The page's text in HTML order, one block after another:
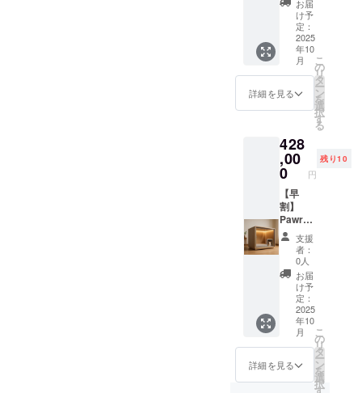
後7日以
内に連
絡）。
保証期
間：購
入日か
ら6ヶ月
間。 ※
不適切
（雨ざ
らし設
置・分
解改造
など）
は保証
対象
外。
保。入
口ドア
はロッ
ク可
能。 ・
取扱説
明書の
有無・
対応言
り / 日本
語 ・保
証の有
無、保
証の適
用条
件、保
証期間
あり。
通常使
用によ
る初期
不良は
無償交
換（商
品到着
後7日以
内に連
絡）。
保証期
（内
装）、
ステン
レス
（金具
部品）
・使用
方法：
防音・
間を提
供する
犬小屋
です。
室内設
置推
奨。換
気扇・
窓付き
で通気
性も確
保。入
口ドア
はロッ
ク可
能。 ・
取扱説
明書の
有無・
対応言
いて ・
商品サ
イズ/重
量：横
96.5cm
×縦
65cm×
奥行き
76cm
素材：
木材
（構造
部
分）、
防音吸
音材、
ポリエ
ステル
（内
装）、
ステン
レス
（金具
部品）
・使用
方法：
防音・
快適空
間を提
1. 本商
品の
メー
カー情
報 ・
メー
カー所
在地
（国）
・製造
国： 日
本 ・法
人名：
株式会
社
SALVAT
ORE 2.
商品概
要につ
いて ・
商品サ
イズ/重
量：横
120cm
80cm×
奥行き
90cm
80kg ・
ナルス
テッ
カー ・
Pawrad
iseプレ
ミアム
サイズ
とオリ
ジナル
カーを
ご提供
しま
す。 ・
カラー
展開：
白, 黒，
グレー
・ス
テッ
カーサ
イズ：
7.5cm×
7.5cm
1. 本商
品の
メー
カー情
報 ・
メー
お届
け予
定：
2025
年10
月
詳細を見る
こ
の
リ
タ
ー
ン
を
選
択
す
る
428
,00
0 円
残り10
【早
割】
Pawrad
iseプレ
ミアム
サイズ×
オリジ
ナルス
テッ
カー ・
Pawrad
iseプレ
ミアム
サイズ
とオリ
ジナル
支援
者：
0人
お届
け予
定：
2025
年10
月
詳細を見る
こ
の
リ
タ
ー
ン
を
選
択